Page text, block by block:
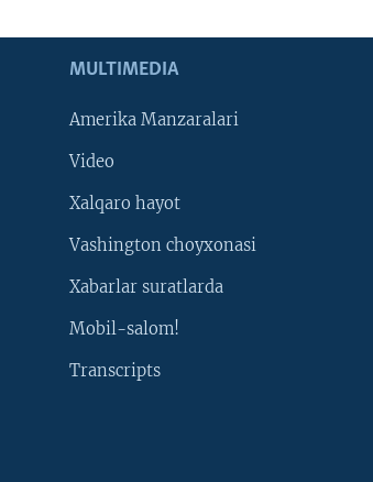
MULTIMEDIA
Amerika Manzaralari
Video
Xalqaro hayot
Vashington choyxonasi
Xabarlar suratlarda
Mobil-salom!
Transcripts